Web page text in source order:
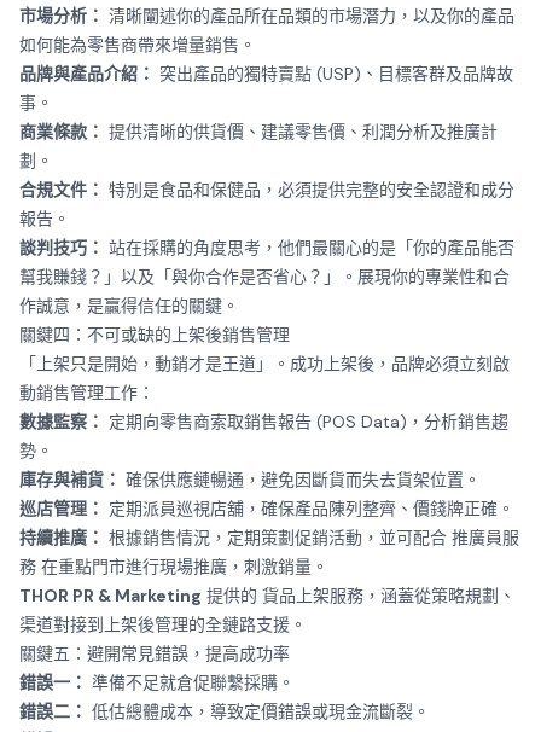
市場分析： 清晰闡述你的產品所在品類的市場潛力，以及你的產品
如何能為零售商帶來增量銷售。
品牌與產品介紹： 突出產品的獨特賣點 (USP)、目標客群及品牌故
事。
商業條款： 提供清晰的供貨價、建議零售價、利潤分析及推廣計
劃。
合規文件： 特別是食品和保健品，必須提供完整的安全認證和成分
報告。
談判技巧： 站在採購的角度思考，他們最關心的是「你的產品能否
幫我賺錢？」以及「與你合作是否省心？」。展現你的專業性和合
作誠意，是贏得信任的關鍵。
關鍵四：不可或缺的上架後銷售管理
「上架只是開始，動銷才是王道」。成功上架後，品牌必須立刻啟
動銷售管理工作：
數據監察： 定期向零售商索取銷售報告 (POS Data)，分析銷售趨
勢。
庫存與補貨： 確保供應鏈暢通，避免因斷貨而失去貨架位置。
巡店管理： 定期派員巡視店舖，確保產品陳列整齊、價錢牌正確。
持續推廣： 根據銷售情況，定期策劃促銷活動，並可配合 推廣員服
務 在重點門市進行現場推廣，刺激銷量。
THOR PR & Marketing 提供的 貨品上架服務 ，涵蓋從策略規劃、
渠道對接到上架後管理的全鏈路支援。
關鍵五：避開常見錯誤，提高成功率
錯誤一： 準備不足就倉促聯繫採購。
錯誤二： 低估總體成本，導致定價錯誤或現金流斷裂。